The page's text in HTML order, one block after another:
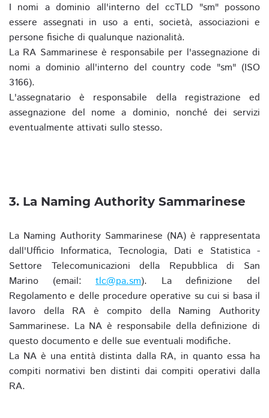
I nomi a dominio all'interno del ccTLD "sm" possono
essere assegnati in uso a enti, società, associazioni e
persone fisiche di qualunque nazionalità.
La RA Sammarinese è responsabile per l'assegnazione di
nomi a dominio all'interno del country code "sm" (ISO
3166).
L'assegnatario è responsabile della registrazione ed
assegnazione del nome a dominio, nonché dei servizi
eventualmente attivati sullo stesso.
3. La Naming Authority Sammarinese
La Naming Authority Sammarinese (NA) è rappresentata
dall'Ufficio Informatica, Tecnologia, Dati e Statistica -
Settore Telecomunicazioni della Repubblica di San
Marino (email:tlc@pa.sm). La definizione del
Regolamento e delle procedure operative su cui si basa il
lavoro della RA è compito della Naming Authority
Sammarinese. La NA è responsabile della definizione di
questo documento e delle sue eventuali modifiche.
La NA è una entità distinta dalla RA, in quanto essa ha
compiti normativi ben distinti dai compiti operativi dalla
RA.